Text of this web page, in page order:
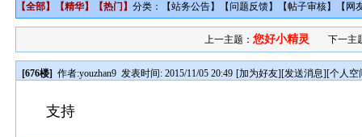
【全部】【精华】【热门 】分类：【站务公告】【问题反馈】【帖子审核】【 网
上一主题： 您好小精灵 下一主
[676楼] 作者:youzhan9 发表时间: 2015/11/05 20:49 [加为好友][发送消息][个人空
支持